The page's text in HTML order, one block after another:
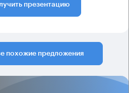
презентацию
похожие предложения